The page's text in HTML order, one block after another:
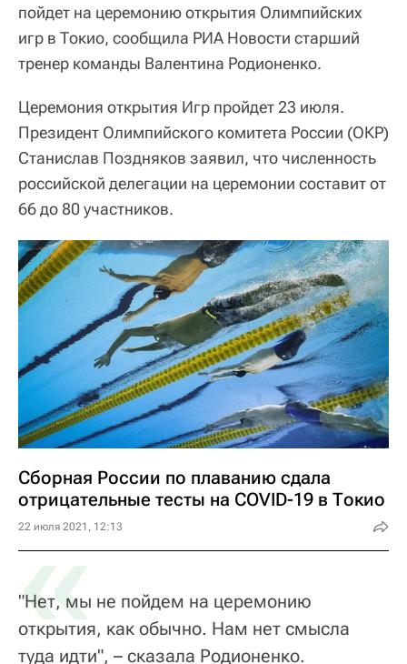
пойдет на церемонию открытия Олимпийских
игр в Токио, сообщила РИА Новости старший
тренер команды Валентина Родионенко.
Церемония открытия Игр пройдет 23 июля.
Президент Олимпийского комитета России (ОКР)
Станислав Поздняков заявил, что численность
российской делегации на церемонии составит от
66 до 80 участников.
Сборная России по плаванию сдала
отрицательные тесты на COVID-19 в Токио
22 июля 2021, 12:13
«
"Нет, мы не пойдем на церемонию
открытия, как обычно. Нам нет смысла
туда идти", – сказала Родионенко.